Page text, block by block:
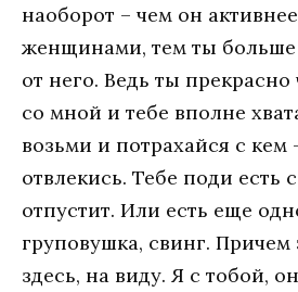
наоборот – чем он
женщинами, тем ты
от него. Ведь ты прекрасно
со мной и тебе вполне
возьми и потрахайся с кем
отвлекись. Тебе поди есть
отпустит. Или есть еще
груповушка, свинг. Причем
здесь, на виду. Я с тобой,